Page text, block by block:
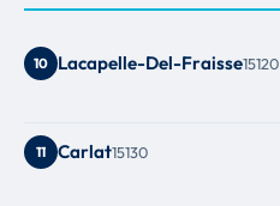
10 Lacapelle-Del-Fraisse15120
11 Carlat15130